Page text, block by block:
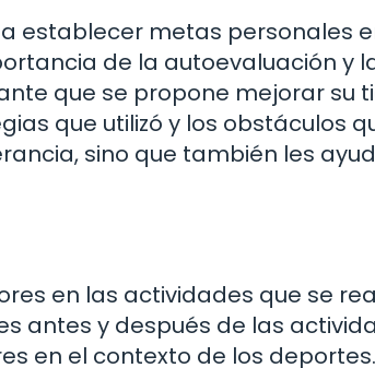
establecer metas personales
de la autoevaluación y
que se propone mejorar su
que utilizó y los obstáculos
sino que también les
en las actividades que se
antes y después de las
en el contexto de los